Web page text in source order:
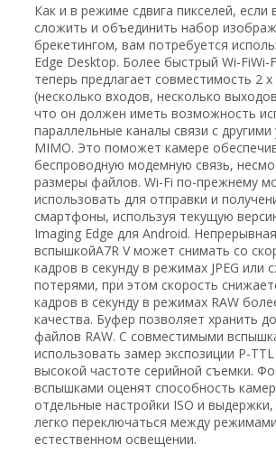
Как и в режиме сдвига пикселей, если
сложить и объединить набор
брекетингом, вам потребуется
Edge Desktop. Более быстрый Wi-FiWi-
теперь предлагает совместимость 2
(несколько входов, несколько
что он должен иметь возможность
параллельные каналы связи с другими
MIMO. Это поможет камере
беспроводную модемную связь,
размеры файлов. Wi-Fi по-прежнему
использовать для отправки и
смартфоны, используя текущую
Imaging Edge для Android.
вспышкойA7R V может снимать со
кадров в секунду в режимах JPEG или
потерями, при этом скорость
кадров в секунду в режимах RAW
качества. Буфер позволяет хранить
файлов RAW. С совместимыми
использовать замер экспозиции P-
высокой частоте серийной съемки.
вспышками оценят способность
отдельные настройки ISO и
легко переключаться между
естественном освещении.